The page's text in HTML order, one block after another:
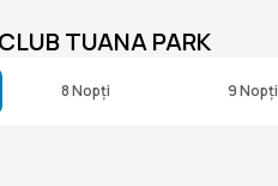
TUANA PARK
8 Nopți 9 Nopți